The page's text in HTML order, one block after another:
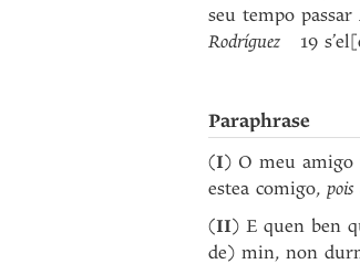
seu tempo passar
Rodríguez 19
Paraphrase
(I) O meu amigo
estea comigo,
(II) E quen ben
de) min, non